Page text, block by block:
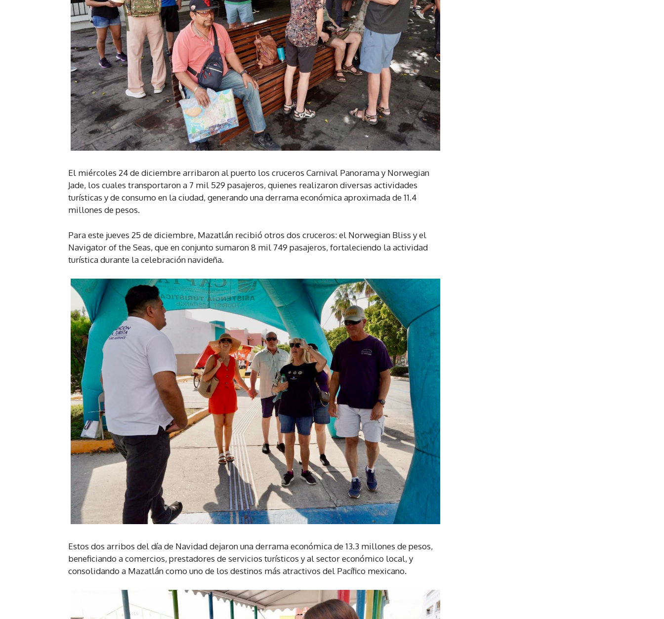
El miércoles 24 de diciembre arribaron al puerto los cruceros Carnival Panorama y Norwegian
Jade, los cuales transportaron a 7 mil 529 pasajeros, quienes realizaron diversas actividades
turísticas y de consumo en la ciudad, generando una derrama económica aproximada de 11.4
millones de pesos.
Para este jueves 25 de diciembre, Mazatlán recibió otros dos cruceros: el Norwegian Bliss y el
Navigator of the Seas, que en conjunto sumaron 8 mil 749 pasajeros, fortaleciendo la actividad
turística durante la celebración navideña.
Estos dos arribos del día de Navidad dejaron una derrama económica de 13.3 millones de pesos,
beneficiando a comercios, prestadores de servicios turísticos y al sector económico local, y
consolidando a Mazatlán como uno de los destinos más atractivos del Pacífico mexicano.